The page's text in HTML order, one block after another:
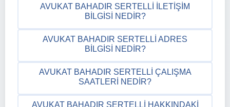
AVUKAT BAHADIR SERTELLI İLETIŞIM
BILGISI NEDIR?
AVUKAT BAHADIR SERTELLI ADRES
BILGISI NEDIR?
AVUKAT BAHADIR SERTELLI ÇALIŞMA
SAATLERI NEDIR?
AVUKAT BAHADIR SERTELLI HAKKINDAKI